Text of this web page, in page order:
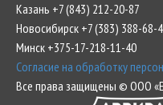
Казань +7 (843) 212-20-87
Новосибирск +7 (383) 388-68-
Минск +375-17-218-11-40
Согласие на обработку
Все права защищены © ООО